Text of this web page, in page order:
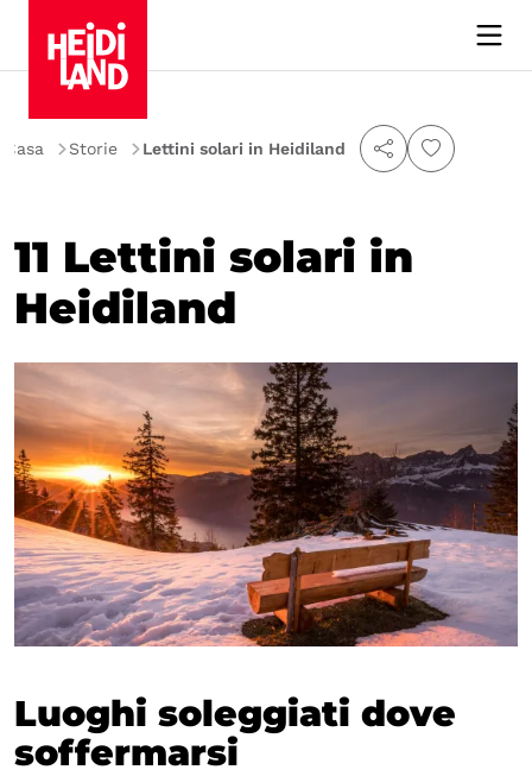
Casa Storie Lettini solari in Heidiland
11 Lettini solari in
Heidiland
Luoghi soleggiati dove
soffermarsi